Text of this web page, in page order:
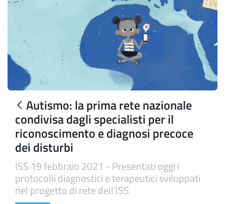
Autismo: la prima rete nazionale
condivisa dagli specialisti per il
riconoscimento e diagnosi precoce
dei disturbi
ISS 19 febbraio 2021 - Presentati oggi i
protocolli diagnostici e terapeutici sviluppati
nel progetto di rete dell’ISS